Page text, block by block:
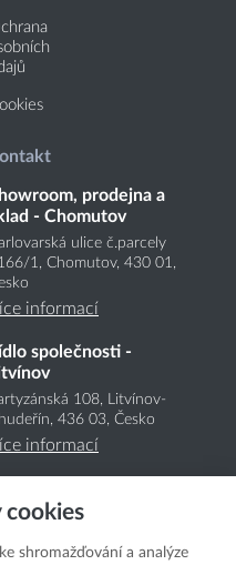
prodejna a
- Chomutov
ulice č.parcely
/1, Chomutov, 430 01,
informací
společnosti -
108, Litvínov-
436 03, Česko
informací
cookies
shromažďování a analýze